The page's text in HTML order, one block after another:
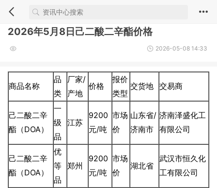
2026年5月8日己二酸二辛酯价格
2026-05-08 14:33
商品名称
品
类
厂家/
产地
价格
报价
类型
交货地 交易商
己二酸二辛
酯（DOA）
一
级
品
江苏
9200
元/吨
市场
价
山东省/
济南市
济南泽盛化工
有限公司
己二酸二辛
酯（DOA）
优
等
品
郑州
9200
元/吨
市场
价
湖北省
武汉市恒久化
工有限公司